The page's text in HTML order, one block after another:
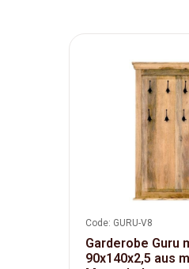
Code: GURU-V8
Garderobe Guru
90x140x2,5 aus